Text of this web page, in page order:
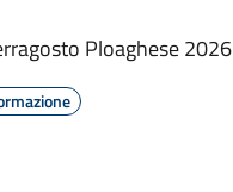
Ploaghese 2026